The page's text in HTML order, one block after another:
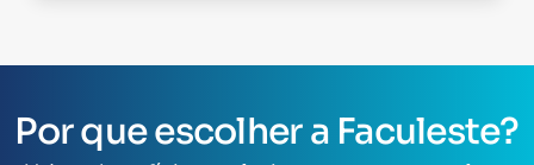
Por que escolher a Faculeste?